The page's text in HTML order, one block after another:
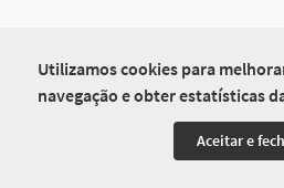
Utilizamos cookies para
navegação e obter estatísticas
Aceitar e